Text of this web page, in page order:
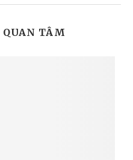
QUAN TÂM